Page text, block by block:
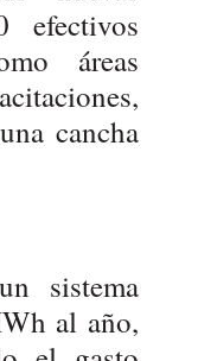
efectivos
áreas
cancha
sistema
al año,